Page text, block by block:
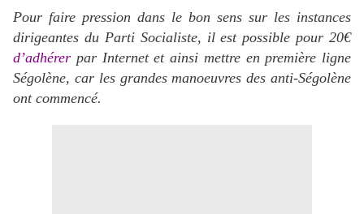
Pour faire pression dans le bon sens sur les instances
dirigeantes du Parti Socialiste, il est possible pour 20€
d’adhérer par Internet et ainsi mettre en première ligne
Ségolène, car les grandes manoeuvres des anti-Ségolène
ont commencé.